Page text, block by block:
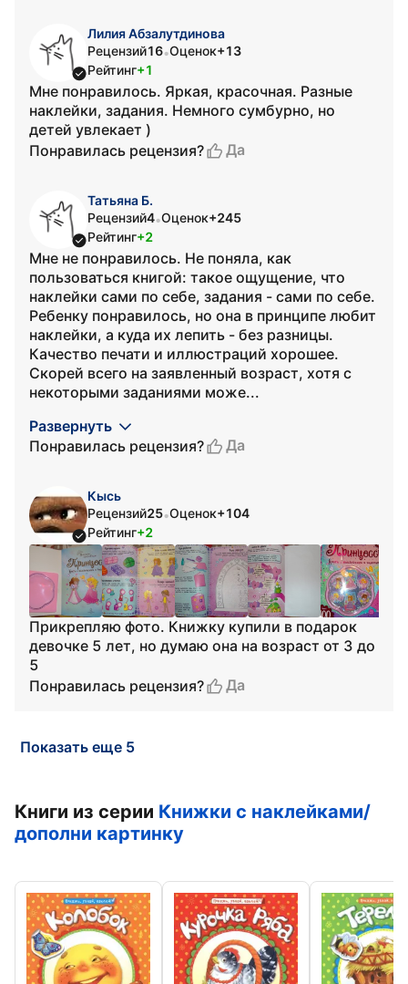
Лилия Абзалутдинова
Рецензий16•Оценок+13
Рейтинг+1
Мне понравилось. Яркая, красочная. Разные
наклейки, задания. Немного сумбурно, но
детей увлекает )
Понравилась рецензия?
Да
Татьяна Б.
Рецензий4•Оценок+245
Рейтинг+2
Мне не понравилось. Не поняла, как
пользоваться книгой: такое ощущение, что
наклейки сами по себе, задания - сами по себе.
Ребенку понравилось, но она в принципе любит
наклейки, а куда их лепить - без разницы.
Качество печати и иллюстраций хорошее.
Скорей всего на заявленный возраст, хотя с
некоторыми заданиями може...
Развернуть
Понравилась рецензия?
Да
Кысь
Рецензий25•Оценок+104
Рейтинг+2
Прикрепляю фото. Книжку купили в подарок
девочке 5 лет, но думаю она на возраст от 3 до
5
Понравилась рецензия?
Да
Показать еще 5
Книги из серии Книжки с наклейками/
дополни картинку